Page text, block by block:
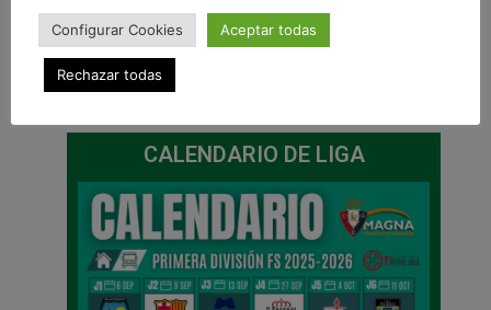
ANTERIOR
CALENDARIO DE LIGA
Configurar Cookies Aceptar todas
Rechazar todas